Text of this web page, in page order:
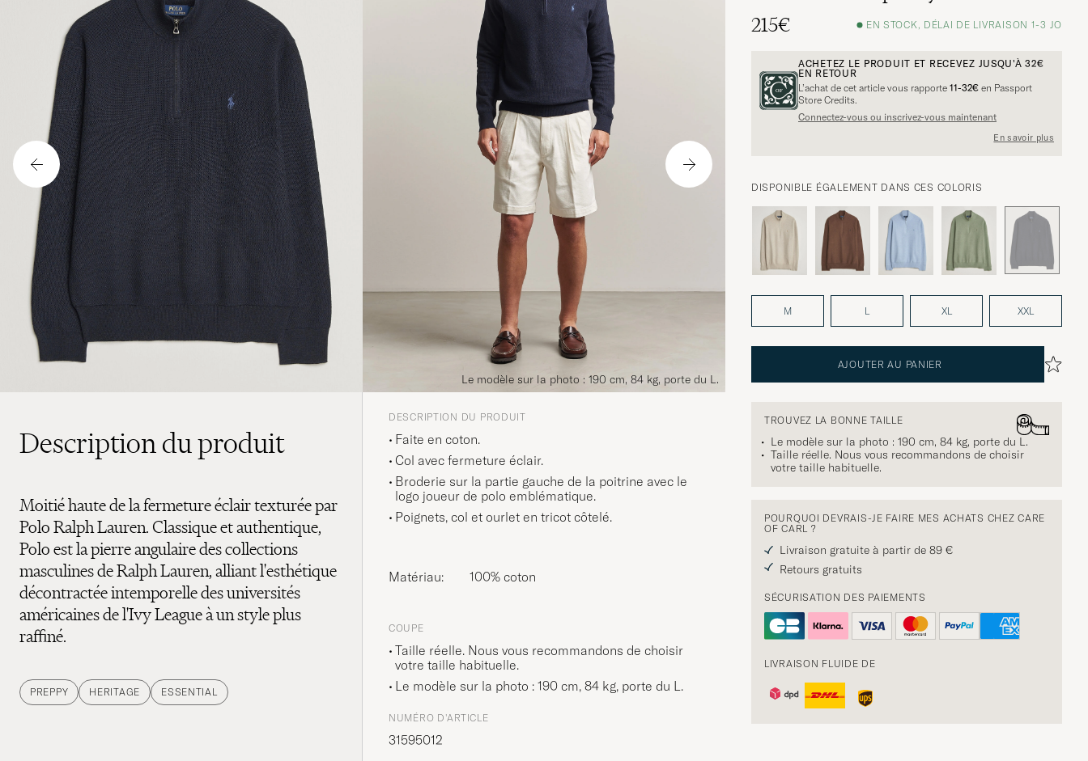
Le modèle sur la photo : 190 cm, 84 kg, porte du L.
215€
EN STOCK, DÉLAI DE LIVRAISON 1-3 JO
ACHETEZ LE PRODUIT ET RECEVEZ JUSQU'À32€
EN RETOUR
L’achat de cet article vous rapporte 11-32€ en Passport
Store Credits.
Connectez-vous ou inscrivez-vous maintenant
En savoir plus
DISPONIBLE ÉGALEMENT DANS CES COLORIS
M L XL XXL
AJOUTER AU PANIER
TROUVEZ LA BONNE TAILLE
Le modèle sur la photo : 190 cm, 84 kg, porte du L.
Taille réelle. Nous vous recommandons de choisir
votre taille habituelle.
POURQUOI DEVRAIS-JE FAIRE MES ACHATS CHEZ CARE
OF CARL ?
Livraison gratuite à partir de 89 €
Retours gratuits
SÉCURISATION DES PAIEMENTS
LIVRAISON FLUIDE DE
Description du produit
Moitié haute de la fermeture éclair texturée par
Polo Ralph Lauren. Classique et authentique,
Polo est la pierre angulaire des collections
masculines de Ralph Lauren, alliant l'esthétique
décontractée intemporelle des universités
américaines de l'Ivy League à un style plus
raffiné.
PREPPY HERITAGE ESSENTIAL
DESCRIPTION DU PRODUIT
Faite en coton.
Col avec fermeture éclair.
Broderie sur la partie gauche de la poitrine avec le
logo joueur de polo emblématique.
Poignets, col et ourlet en tricot côtelé.
Matériau: 100% coton
COUPE
Taille réelle. Nous vous recommandons de choisir
votre taille habituelle.
Le modèle sur la photo : 190 cm, 84 kg, porte du L .
NUMÉRO D'ARTICLE
31595012